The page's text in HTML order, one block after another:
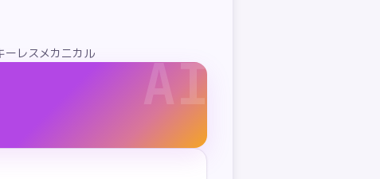
ーレスメカニカル AI